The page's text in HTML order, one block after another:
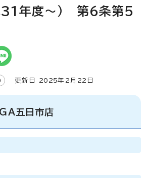
31年度～） 第6条第5
更新日 2025年2月 22 日
五日市店